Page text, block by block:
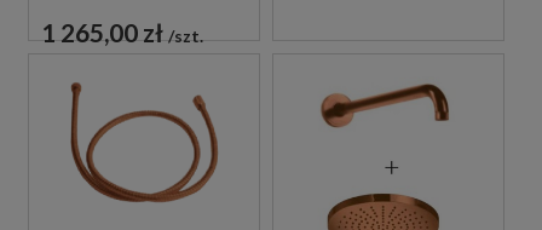
CHROM
1 265,00 zł szt.